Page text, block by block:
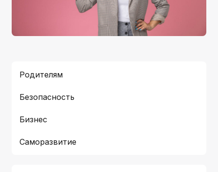
Родителям
Безопасность
Бизнес
Саморазвитие